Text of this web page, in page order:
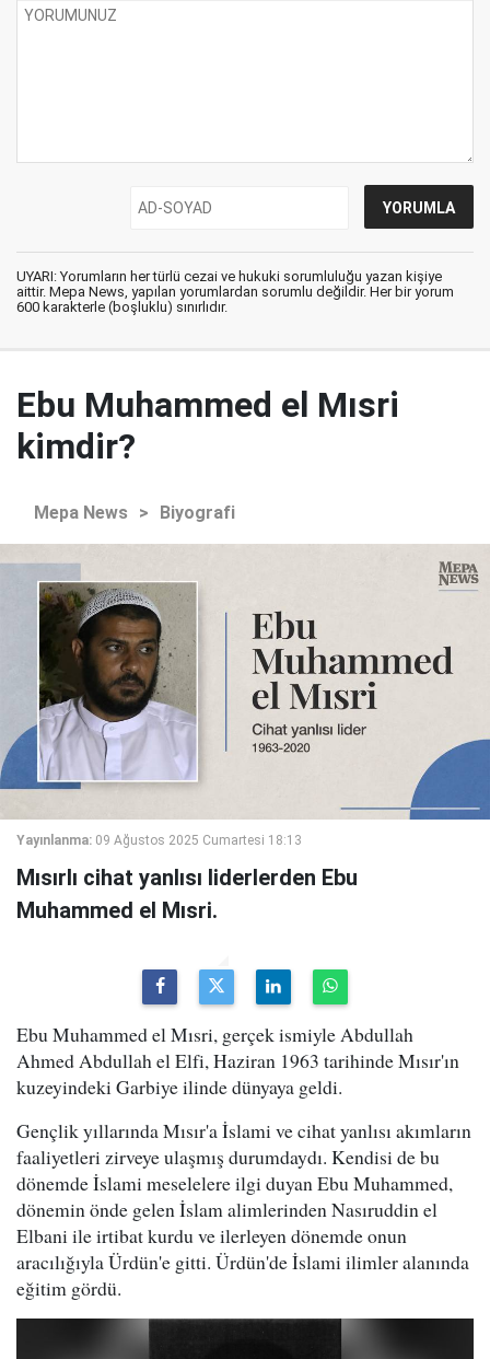
UYARI: Yorumların her türlü cezai ve hukuki sorumluluğu yazan kişiye
aittir. Mepa News, yapılan yorumlardan sorumlu değildir. Her bir yorum
600 karakterle (boşluklu) sınırlıdır.
Ebu Muhammed el Mısri
kimdir?
Mepa News > Biyografi
Yayınlanma: 09 Ağustos 2025 Cumartesi 18:13
Mısırlı cihat yanlısı liderlerden Ebu
Muhammed el Mısri.
Ebu Muhammed el Mısri, gerçek ismiyle Abdullah
Ahmed Abdullah el Elfi, Haziran 1963 tarihinde Mısır'ın
kuzeyindeki Garbiye ilinde dünyaya geldi.
Gençlik yıllarında Mısır'a İslami ve cihat yanlısı akımların
faaliyetleri zirveye ulaşmış durumdaydı. Kendisi de bu
dönemde İslami meselelere ilgi duyan Ebu Muhammed,
dönemin önde gelen İslam alimlerinden Nasıruddin el
Elbani ile irtibat kurdu ve ilerleyen dönemde onun
aracılığıyla Ürdün'e gitti. Ürdün'de İslami ilimler alanında
eğitim gördü.